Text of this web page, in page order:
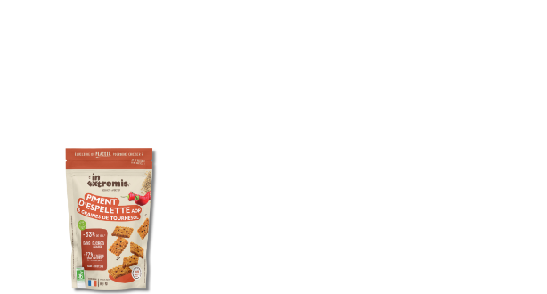
d’épeautre, farine de petit épeautre, farine de
farine de seigle, farine de sarrasin, son de
levain naturel, levure, sel), huile de tournesol
¹² 9%, graines de lin ¹², graines de
tournesol ¹² 5%, sel de l’Île de Ré ¹², piment
d’Espelette AOP ¹² 0,5%.
certifié Agriculture Biologique, ² origine France